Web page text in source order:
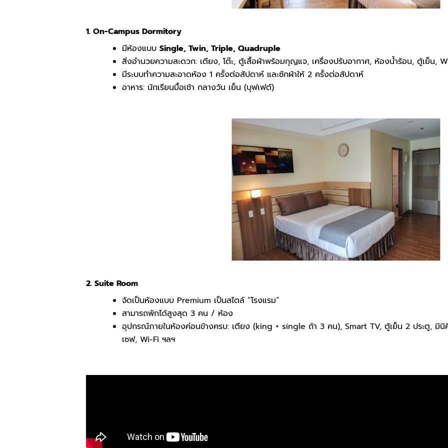
1. On-Campus Dormitory
มีห้องแบบ Single, Twin, Triple, Quadruple
สิ่งอำนวยความสะดวก: เตียง, โต๊ะ, ตู้เสื้อผ้าพร้อมกุญแจ, เครื่องปรับอากาศ, ห้องน้ำร้อน, ตู้เย็น,
มีระบบทำความสะอาดห้อง 1 ครั้งต่อสัปดาห์ และซักผ้าให้ 2 ครั้งต่อสัปดาห์
อาหาร: นักเรียนมื้อเช้า กลางวัน เย็น (บุฟเฟต์)
2. Suite Room
จัดเป็นห้องแบบ Premium เป็นสไตล์ “โรงแรม”
สามารถพักได้สูงสุด 3 คน / ห้อง
อุปกรณ์ภายในห้องค่อนข้างครบ: เตียง (king + single ถ้า 3 คน), Smart TV, ตู้เย็น 2 ประตู, มินิคิ
เซฟ, Wi-Fi ฯลฯ